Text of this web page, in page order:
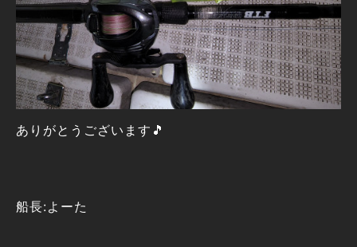
ありがとうございます🎵
船長:よーた